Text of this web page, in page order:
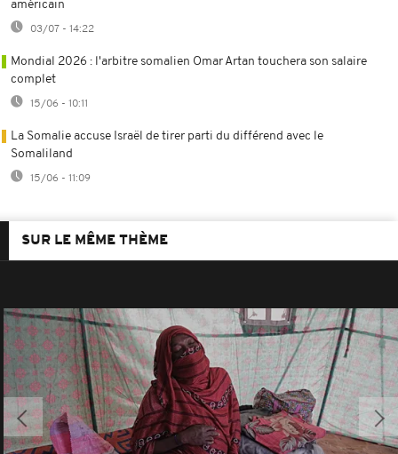
américain
03/07 - 14:22
Mondial 2026 : l'arbitre somalien Omar Artan touchera son salaire
complet
15/06 - 10:11
La Somalie accuse Israël de tirer parti du différend avec le
Somaliland
15/06 - 11:09
SUR LE MÊME THÈME